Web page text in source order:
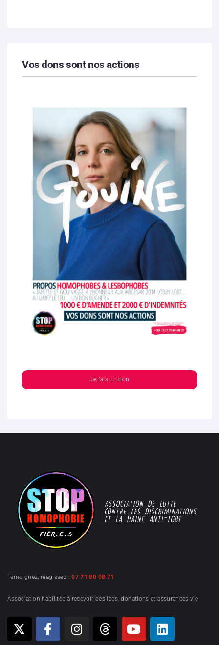
Vos dons sont nos actions
Je fais un don
Témoignez, réagissez :07 71 80 08 71
Association habilitée à recevoir des legs, donations et assurances-vie